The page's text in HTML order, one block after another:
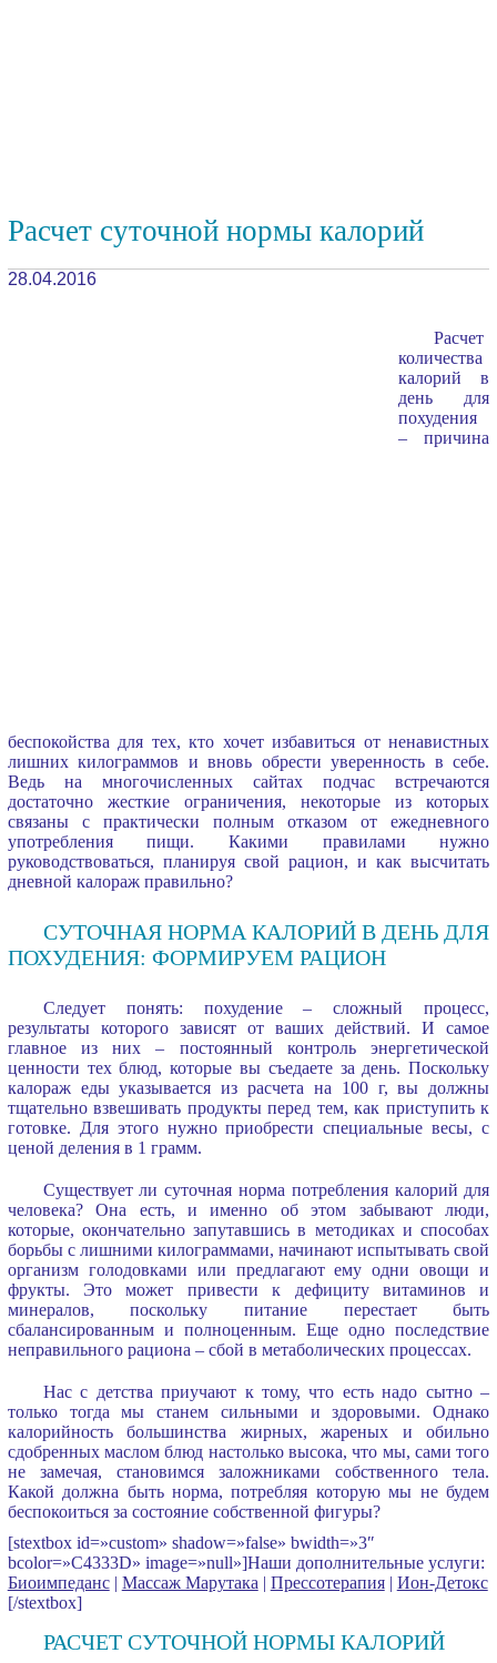
Расчет суточной нормы калорий
28.04.2016
Расчет
количества
калорий в
день для
похудения
– причина
беспокойства для тех, кто хочет избавиться от ненавистных
лишних килограммов и вновь обрести уверенность в себе.
Ведь на многочисленных сайтах подчас встречаются
достаточно жесткие ограничения, некоторые из которых
связаны с практически полным отказом от ежедневного
употребления пищи. Какими правилами нужно
руководствоваться, планируя свой рацион, и как высчитать
дневной калораж правильно?
СУТОЧНАЯ НОРМА КАЛОРИЙ В ДЕНЬ ДЛЯ
ПОХУДЕНИЯ: ФОРМИРУЕМ РАЦИОН
Следует понять: похудение – сложный процесс,
результаты которого зависят от ваших действий. И самое
главное из них – постоянный контроль энергетической
ценности тех блюд, которые вы съедаете за день. Поскольку
калораж еды указывается из расчета на 100 г, вы должны
тщательно взвешивать продукты перед тем, как приступить к
готовке. Для этого нужно приобрести специальные весы, с
ценой деления в 1 грамм.
Существует ли суточная норма потребления калорий для
человека? Она есть, и именно об этом забывают люди,
которые, окончательно запутавшись в методиках и способах
борьбы с лишними килограммами, начинают испытывать свой
организм голодовками или предлагают ему одни овощи и
фрукты. Это может привести к дефициту витаминов и
минералов, поскольку питание перестает быть
сбалансированным и полноценным. Еще одно последствие
неправильного рациона – сбой в метаболических процессах.
Нас с детства приучают к тому, что есть надо сытно –
только тогда мы станем сильными и здоровыми. Однако
калорийность большинства жирных, жареных и обильно
сдобренных маслом блюд настолько высока, что мы, сами того
не замечая, становимся заложниками собственного тела.
Какой должна быть норма, потребляя которую мы не будем
беспокоиться за состояние собственной фигуры?
[stextbox id=»custom» shadow=»false» bwidth=»3″
bcolor=»C4333D» image=»null»]Наши дополнительные услуги:
Биоимпеданс| Массаж Марутака | Прессотерапия| Ион-Детокс
[/stextbox]
РАСЧЕТ СУТОЧНОЙ НОРМЫ КАЛОРИЙ